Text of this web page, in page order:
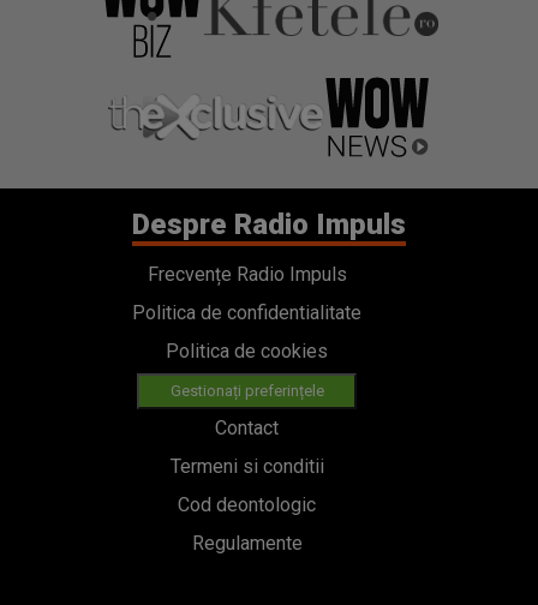
Despre Radio Impuls
Frecvențe Radio Impuls
Politica de confidentialitate
Politica de cookies
Gestionați preferințele
Contact
Termeni si conditii
Cod deontologic
Regulamente